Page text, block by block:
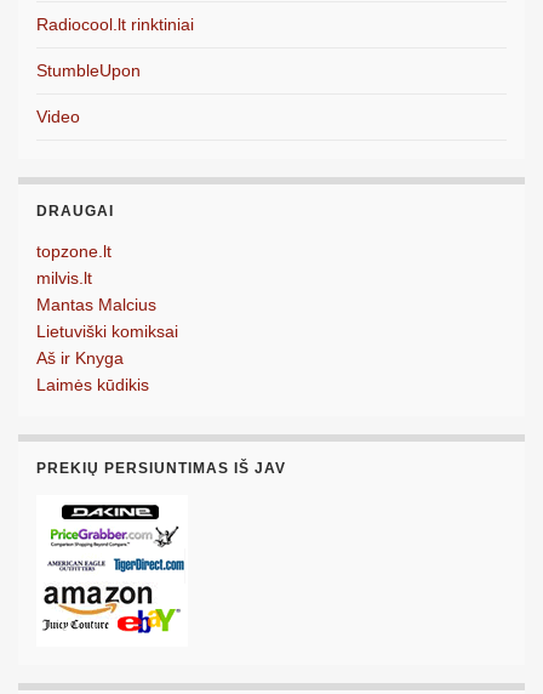
Radiocool.lt rinktiniai
StumbleUpon
Video
DRAUGAI
topzone.lt
milvis.lt
Mantas Malcius
Lietuviški komiksai
Aš ir Knyga
Laimės kūdikis
PREKIŲ PERSIUNTIMAS IŠ JAV